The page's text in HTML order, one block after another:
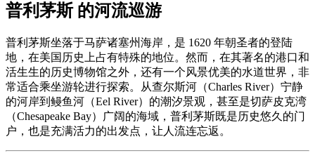
普利茅斯 的河流巡游
普利茅斯坐落于马萨诸塞州海岸，是 1620 年朝圣者的登陆
地，在美国历史上占有特殊的地位。然而，在其著名的港口和
活生生的历史博物馆之外，还有一个风景优美的水道世界，非
常适合乘坐游轮进行探索。从查尔斯河（Charles River）宁静
的河岸到鳗鱼河（Eel River）的潮汐景观，甚至是切萨皮克湾
（Chesapeake Bay）广阔的海域，普利茅斯既是历史悠久的门
户，也是充满活力的出发点，让人流连忘返。